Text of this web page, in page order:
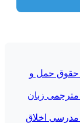
حقوق حمل و
مترجمی زبان
مدرسی اخلاق